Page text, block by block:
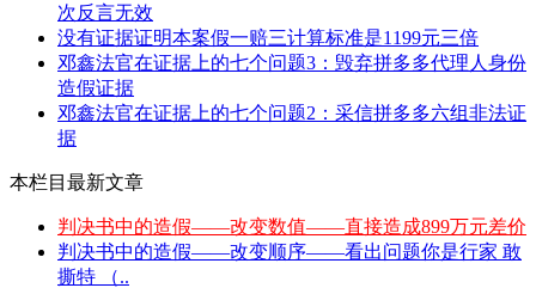
次反言无效
没有证据证明本案假一赔三计算标准是1199元三倍
邓鑫法官在证据上的七个问题3：毁弃拼多多代理人身份
造假证据
邓鑫法官在证据上的七个问题2：采信拼多多六组非法证
据
本栏目最新文章
判决书中的造假——改变数值——直接造成899万元差价
判决书中的造假——改变顺序——看出问题你是行家 敢
撕特 （..